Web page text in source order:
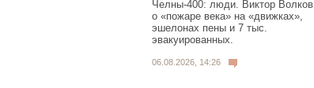
Челны-400: люди. Виктор Волков
о «пожаре века» на «движках»,
эшелонах пены и 7 тыс.
эвакуированных.
06.08.2026, 14:26